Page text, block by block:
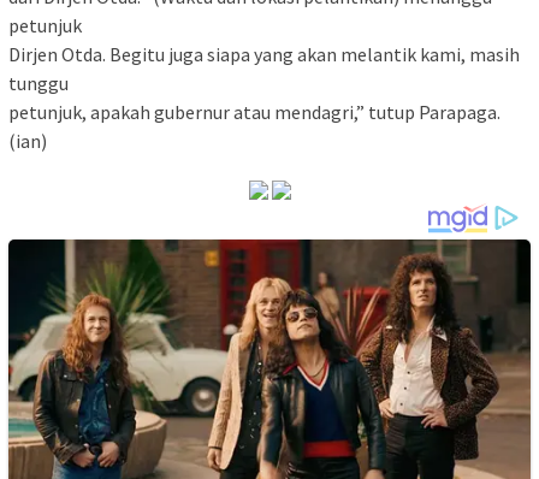
petunjuk
Dirjen Otda. Begitu juga siapa yang akan melantik kami, masih
tunggu
petunjuk, apakah gubernur atau mendagri,” tutup Parapaga.
(ian)